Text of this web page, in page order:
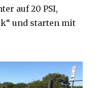
auf 20 PSI,
und starten mit